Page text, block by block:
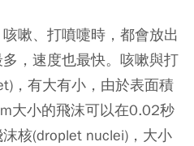
嗽、打噴嚏時，都會放出
，速度也最快。咳嗽與打
，有大有小，由於表面積
大小的飛沫可以在0.02秒
核(droplet nuclei)，大小